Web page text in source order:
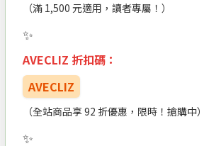
（滿 1,500 元適用，讀者專屬！）
AVECLIZ 折扣碼：
AVECLIZ
（全站商品享 92 折優惠，限時！搶購中）